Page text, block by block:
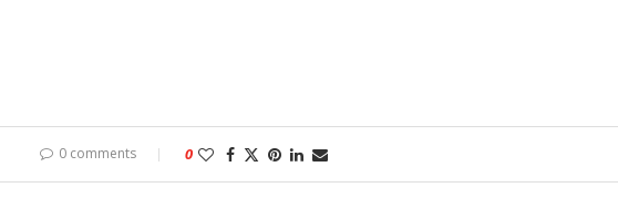
0 comments 0